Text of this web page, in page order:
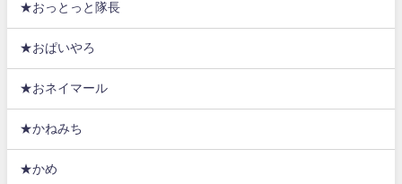
★おっとっと隊長
★おぱいやろ
★おネイマール
★かねみち
★かめ